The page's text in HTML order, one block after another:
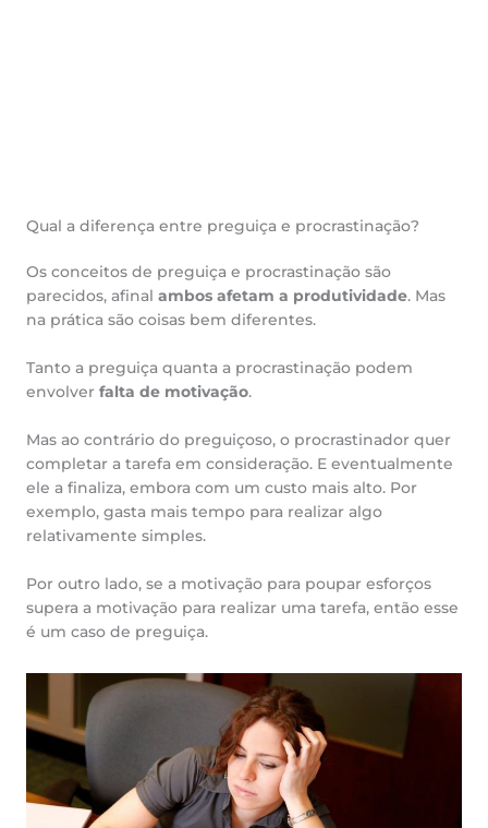
Qual a diferença entre preguiça e procrastinação?
Os conceitos de preguiça e procrastinação são
parecidos, afinal ambos afetam a produtividade. Mas
na prática são coisas bem diferentes.
Tanto a preguiça quanta a procrastinação podem
envolver falta de motivação.
Mas ao contrário do preguiçoso, o procrastinador quer
completar a tarefa em consideração. E eventualmente
ele a finaliza, embora com um custo mais alto. Por
exemplo, gasta mais tempo para realizar algo
relativamente simples.
Por outro lado, se a motivação para poupar esforços
supera a motivação para realizar uma tarefa, então esse
é um caso de preguiça.